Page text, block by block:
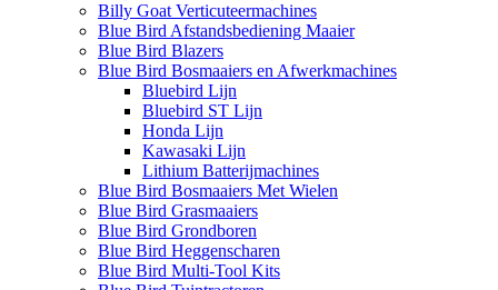
Billy Goat Verticuteermachines
Blue Bird Afstandsbediening Maaier
Blue Bird Blazers
Blue Bird Bosmaaiers en Afwerkmachines
Bluebird Lijn
Bluebird ST Lijn
Honda Lijn
Kawasaki Lijn
Lithium Batterijmachines
Blue Bird Bosmaaiers Met Wielen
Blue Bird Grasmaaiers
Blue Bird Grondboren
Blue Bird Heggenscharen
Blue Bird Multi-Tool Kits